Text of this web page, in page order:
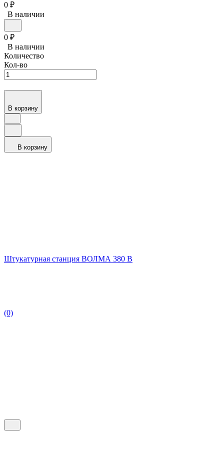
0 ₽
В наличии
0 ₽
В наличии
Количество
Кол-во
В корзину
В корзину
Штукатурная станция ВОЛМА 380 В
(0)